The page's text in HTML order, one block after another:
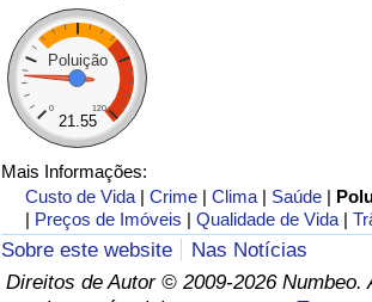
Poluição
0 120
21.55
Mais Informações:
Custo de Vida |Crime |Clima | Saúde |
| Preços de Imóveis |Qualidade de Vida |
Sobre este website
Nas Notícias
Direitos de Autor © 2009-2026 Numbeo.